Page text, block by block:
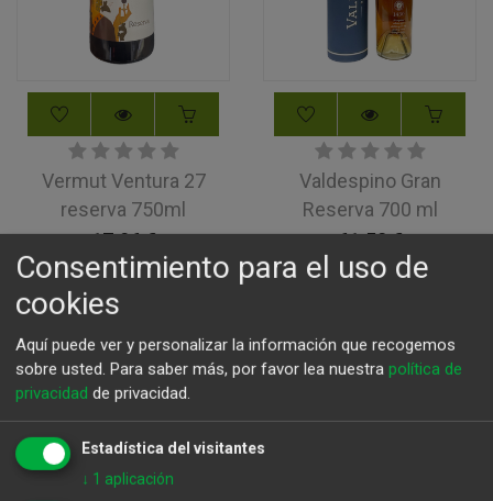
Vermut Ventura 27
reserva 750ml
17,96€
Valdespino Gran
Reserva 700 ml
61,50€
Consentimiento para el uso de
cookies
Aquí puede ver y personalizar la información que recogemos
sobre usted. Para saber más, por favor lea nuestra política de
privacidad de privacidad.
Estadística del visitantes
↓ 1 aplicación